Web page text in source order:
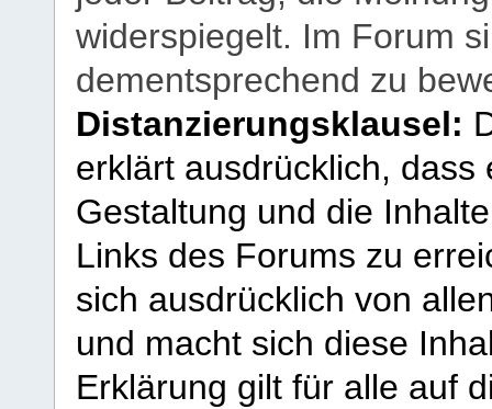
widerspiegelt. Im Forum
dementsprechend zu
Distanzierungsklausel:
erklärt ausdrücklich,
Gestaltung und die
Links des Forums zu
sich ausdrücklich von
und macht sich diese
Erklärung gilt für alle auf